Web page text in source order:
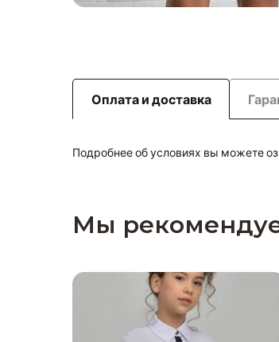
Оплата и доставка
Подробнее об условиях вы можете
Мы